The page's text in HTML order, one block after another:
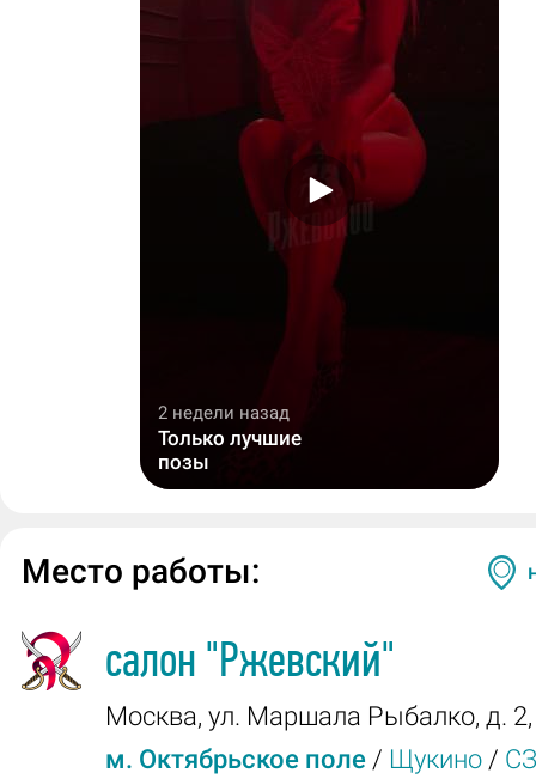
2 недели назад
Только лучшие
позы
Место работы:
салон "Ржевский"
Москва, ул. Маршала Рыбалко, д. 2,
м. Октябрьское поле / Щукино /